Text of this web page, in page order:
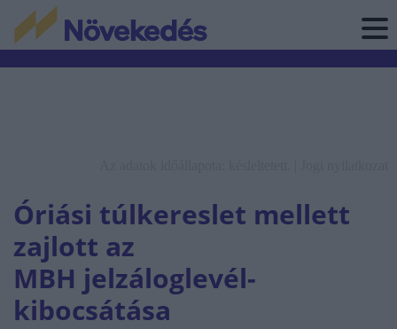
Óriási túlkereslet mellett
zajlott az
MBH jelzáloglevél-
kibocsátása